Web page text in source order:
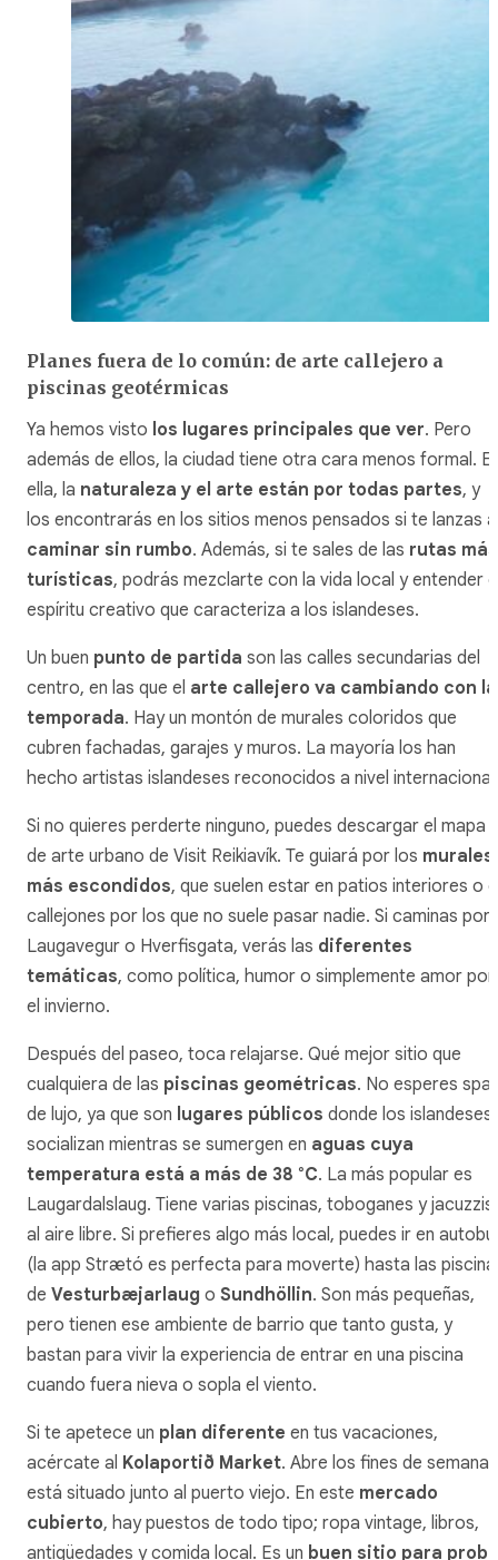
Planes fuera de lo común: de arte callejero a
piscinas geotérmicas
Ya hemos visto los lugares principales que ver. Pero
además de ellos, la ciudad tiene otra cara menos formal.
ella, la naturaleza y el arte están por todas partes, y
los encontrarás en los sitios menos pensados si te lanzas a
caminar sin rumbo. Además, si te sales de las rutas más
turísticas, podrás mezclarte con la vida local y entender
espíritu creativo que caracteriza a los islandeses.
Un buen punto de partida son las calles secundarias del
centro, en las que el arte callejero va cambiando con la
temporada. Hay un montón de murales coloridos que
cubren fachadas, garajes y muros. La mayoría los han
hecho artistas islandeses reconocidos a nivel internacional.
Si no quieres perderte ninguno, puedes descargar el mapa
de arte urbano de Visit Reikiavík. Te guiará por los murales
más escondidos, que suelen estar en patios interiores o
callejones por los que no suele pasar nadie. Si caminas por
Laugavegur o Hverfisgata, verás las diferentes
temáticas, como política, humor o simplemente amor por
el invierno.
Después del paseo, toca relajarse. Qué mejor sitio que
cualquiera de las piscinas geométricas. No esperes
de lujo, ya que son lugares públicos donde los islandeses
socializan mientras se sumergen en aguas cuya
temperatura está a más de 38 °C. La más popular es
Laugardalslaug. Tiene varias piscinas, toboganes y jacuzzis
al aire libre. Si prefieres algo más local, puedes ir en
(la app Strætó es perfecta para moverte) hasta las
de Vesturbæjarlaug o Sundhöllin. Son más pequeñas,
pero tienen ese ambiente de barrio que tanto gusta, y
bastan para vivir la experiencia de entrar en una piscina
cuando fuera nieva o sopla el viento.
Si te apetece un plan diferente en tus vacaciones,
acércate al Kolaportið Market. Abre los fines de semana
está situado junto al puerto viejo. En este mercado
cubierto, hay puestos de todo tipo; ropa vintage, libros,
antigüedades y comida local. Es un buen sitio para